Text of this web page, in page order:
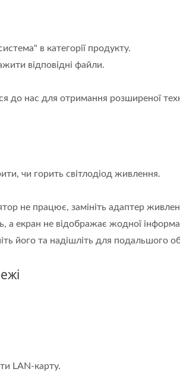
в категорії продукту.
відповідні файли.
до нас для отримання розширеної
чи горить світлодіод живлення.
не працює, замініть адаптер
екран не відображає жодної
його та надішліть для подальшого
LAN-карту.